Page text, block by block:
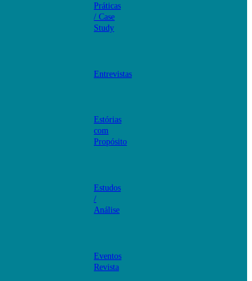
Práticas
/ Case
Study
Entrevistas
Estórias
com
Propósito
Estudos
/
Análise
Eventos
Revista